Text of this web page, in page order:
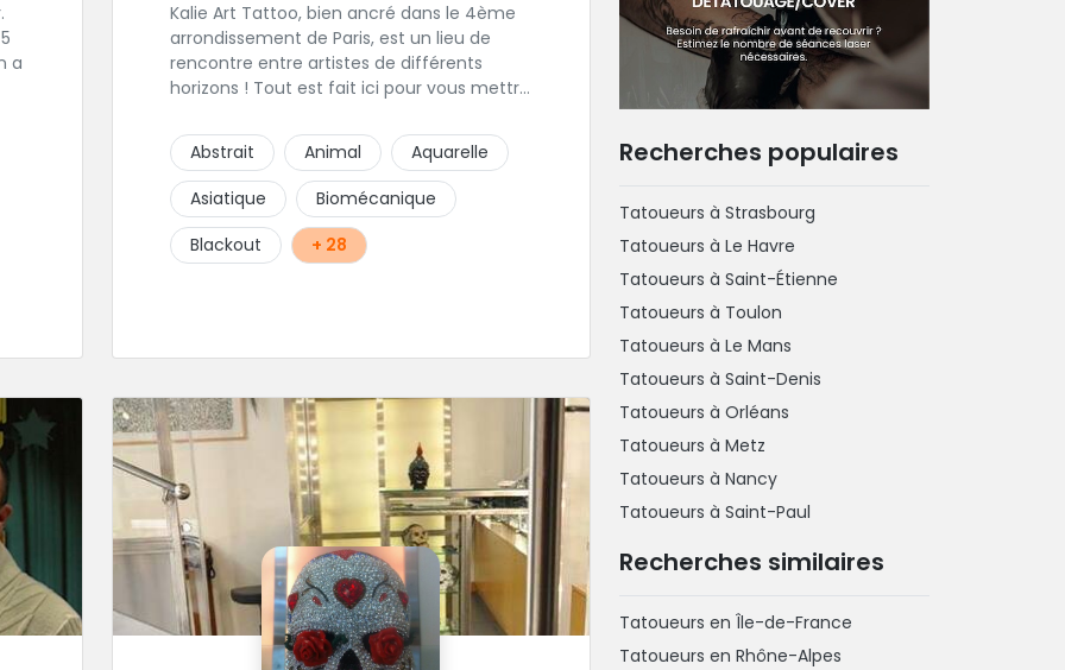
a
Kalie Art Tattoo, bien ancré dans le 4ème
arrondissement de Paris, est un lieu de
rencontre entre artistes de différents
horizons ! Tout est fait ici pour vous mettre
projet.
Abstrait Animal
Aquarelle
Asiatique
Biomécanique
Blackout
+ 28
Recherches populaires
Tatoueurs à Strasbourg
Tatoueurs à Le Havre
Tatoueurs à Saint-Étienne
Tatoueurs à Toulon
Tatoueurs à Le Mans
Tatoueurs à Saint-Denis
Tatoueurs à Orléans
Tatoueurs à Metz
Tatoueurs à Nancy
Tatoueurs à Saint-Paul
Recherches similaires
Tatoueurs en Île-de-France
Tatoueurs en Rhône-Alpes